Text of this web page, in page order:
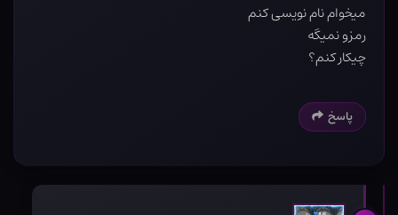
میخوام نام نویسی کنم
رمزو نمیگه
چیکار کنم؟
پاسخ